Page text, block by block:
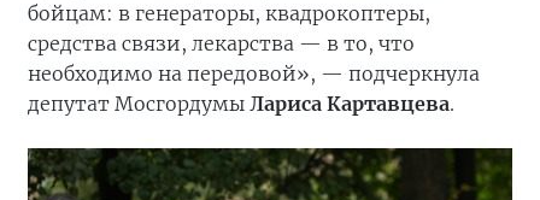
бойцам: в генераторы, квадрокоптеры,
средства связи, лекарства — в то, что
необходимо на передовой», — подчеркнула
депутат Мосгордумы Лариса Картавцева.